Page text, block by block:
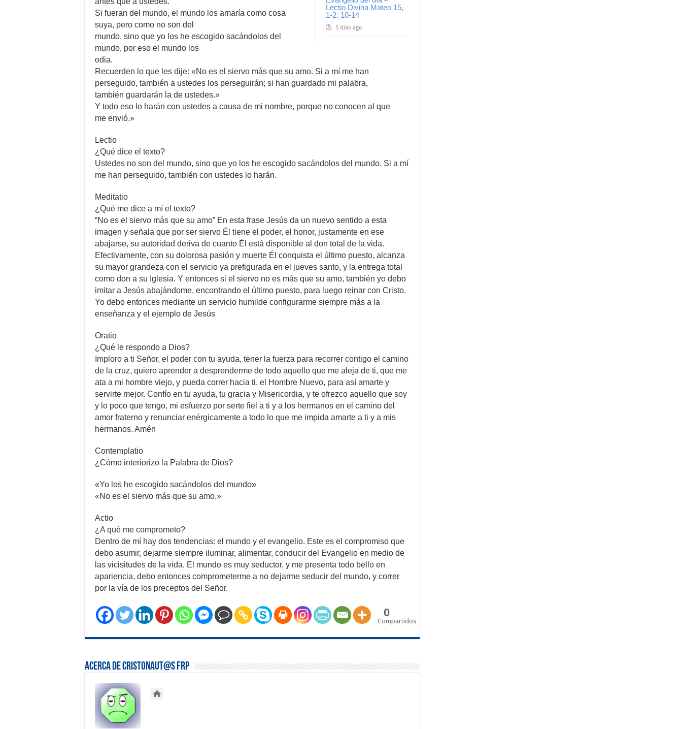
Lectio Divina Mateo 15,
1-2. 10-14
5 días ago
Si fueran del mundo, el mundo los amaría como cosa
suya, pero como no son del
mundo, sino que yo los he escogido sacándolos del
mundo, por eso el mundo los
odia.
Recuerden lo que les dije: «No es el siervo más que su amo. Si a mí me han
perseguido, también a ustedes los perseguirán; si han guardado mi palabra,
también guardarán la de ustedes.»
Y todo eso lo harán con ustedes a causa de mi nombre, porque no conocen al que
me envió.»
Lectio
¿Qué dice el texto?
Ustedes no son del mundo, sino que yo los he escogido sacándolos del mundo. Si a mí
me han perseguido, también con ustedes lo harán.
Meditatio
¿Qué me dice a mí el texto?
“No es el siervo más que su amo” En esta frase Jesús da un nuevo sentido a esta
imagen y señala que por ser siervo Él tiene el poder, el honor, justamente en ese
abajarse, su autoridad deriva de cuanto Él está disponible al don total de la vida.
Efectivamente, con su dolorosa pasión y muerte Él conquista el último puesto, alcanza
su mayor grandeza con el servicio ya prefigurada en el jueves santo, y la entrega total
como don a su Iglesia. Y entonces si el siervo no es más que su amo, también yo debo
imitar a Jesús abajándome, encontrando el último puesto, para luego reinar con Cristo.
Yo debo entonces mediante un servicio humilde configurarme siempre más a la
enseñanza y el ejemplo de Jesús
Oratio
¿Qué le respondo a Dios?
Imploro a ti Señor, el poder con tu ayuda, tener la fuerza para recorrer contigo el camino
de la cruz, quiero aprender a desprenderme de todo aquello que me aleja de ti, que me
ata a mi hombre viejo, y pueda correr hacia ti, el Hombre Nuevo, para así amarte y
servirte mejor. Confío en tu ayuda, tu gracia y Misericordia, y te ofrezco aquello que soy
y lo poco que tengo, mi esfuerzo por serte fiel a ti y a los hermanos en el camino del
amor fraterno y renunciar enérgicamente a todo lo que me impida amarte a ti y a mis
hermanos. Amén
Contemplatio
¿Cómo interiorizo la Palabra de Dios?
«Yo los he escogido sacándolos del mundo»
«No es el siervo más que su amo.»
Actio
¿A qué me comprometo?
Dentro de mí hay dos tendencias: el mundo y el evangelio. Este es el compromiso que
debo asumir, dejarme siempre iluminar, alimentar, conducir del Evangelio en medio de
las vicisitudes de la vida. El mundo es muy seductor, y me presenta todo bello en
apariencia, debo entonces comprometerme a no dejarme seducir del mundo, y correr
por la vía de los preceptos del Señor.
0
Compartidos
Acerca de Cristonaut@s FRP